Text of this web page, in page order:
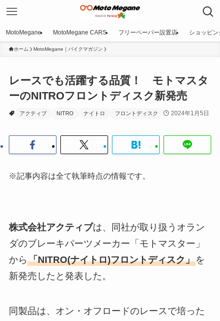
MotoMegane MotoMegane CARS フリーペーパー設置店 ショッピン
ホーム MotoMegane｜バイクマガジン
レースでも活躍する品質！ モトマスタ
ーのNITROフロントディスク新発売
アクティブ NITRO ナイトロ フロントディスク 2024年1月5日
※記事内容は全て執筆時点の情報です。
株式会社アクティブは、同社が取り扱うオラン
ダのブレーキパーツメーカー「モトマスター」
から 「NITRO(ナイトロ)フロントディスク」を
新発売したと発表した。
同製品は、オン・オフロードのレースで培った